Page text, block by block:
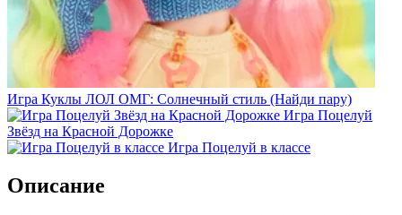
Игра Куклы ЛОЛ ОМГ: Солнечный стиль (Найди пару)
Игра Поцелуй
Звёзд на Красной Дорожке
Игра Поцелуй в классе
Описание